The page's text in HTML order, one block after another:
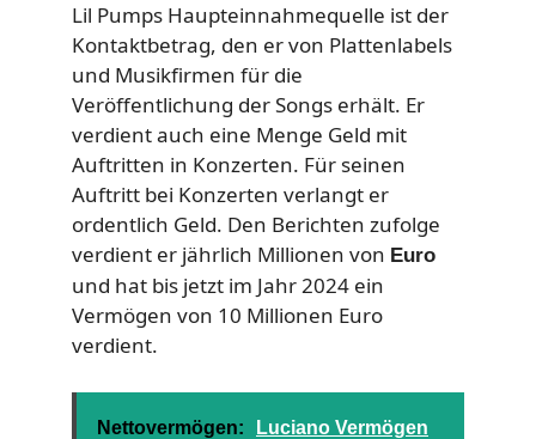
Lil Pumps Haupteinnahmequelle ist der
Kontaktbetrag, den er von Plattenlabels
und Musikfirmen für die
Veröffentlichung der Songs erhält. Er
verdient auch eine Menge Geld mit
Auftritten in Konzerten. Für seinen
Auftritt bei Konzerten verlangt er
ordentlich Geld. Den Berichten zufolge
verdient er jährlich Millionen von Euro
und hat bis jetzt im Jahr 2024 ein
Vermögen von 10 Millionen Euro
verdient.
Nettovermögen:
Luciano Vermögen